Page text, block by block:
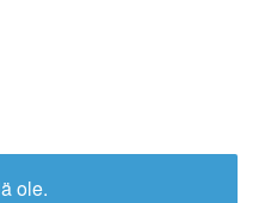
ole.